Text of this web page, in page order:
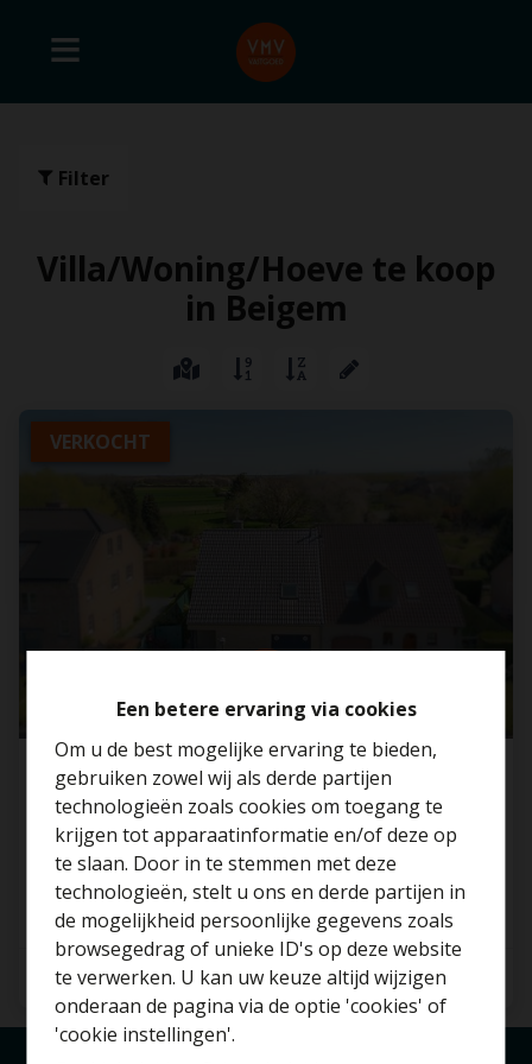
Een betere ervaring via cookies
Om u de best mogelijke ervaring te bieden,
gebruiken zowel wij als derde partijen
technologieën zoals cookies om toegang te
krijgen tot apparaatinformatie en/of deze op
te slaan. Door in te stemmen met deze
technologieën, stelt u ons en derde partijen in
de mogelijkheid persoonlijke gegevens zoals
browsegedrag of unieke ID's op deze website
te verwerken. U kan uw keuze altijd wijzigen
onderaan de pagina via de optie 'cookies' of
'cookie instellingen'.
Filter
Villa/Woning/Hoeve te koop
in Beigem
VERKOCHT
Halfopen bebouwing met 3 SLP in rustige wijk
in Beigem!
1852 Beigem
3 1 191 m²
Benieuwd naar de
waarde van je huis?
Gratis schatting